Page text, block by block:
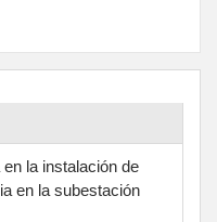
la instalación de
en la subestación